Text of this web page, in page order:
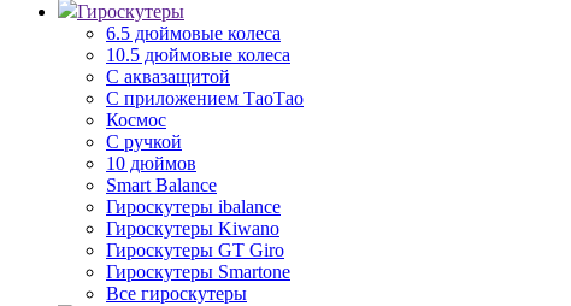
Гироскутеры
6.5 дюймовые колеса
10.5 дюймовые колеса
С аквазащитой
С приложением ТаоТао
Космос
С ручкой
10 дюймов
Smart Balance
Гироскутеры ibalance
Гироскутеры Kiwano
Гироскутеры GT Giro
Гироскутеры Smartone
Все гироскутеры